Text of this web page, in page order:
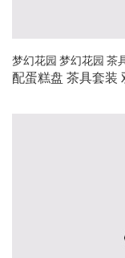
梦幻花园 梦幻花园 茶
配蛋糕盘 茶具套装